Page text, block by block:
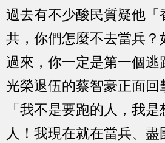
過去有不少酸民質疑他「
共，你們怎麼不去當兵？
過來，你一定是第一個逃
光榮退伍的蔡智豪正面回
「我不是要跑的人，我
人！我現在就在當兵、盡